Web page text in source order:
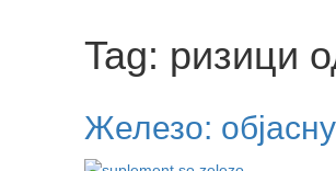
Tag: ризици
Железо: